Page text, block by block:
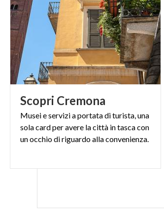
Scopri Cremona
Musei e servizi a portata di turista, una
sola card per avere la città in tasca con
un occhio di riguardo alla convenienza.